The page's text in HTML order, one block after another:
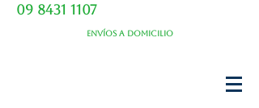
09 8431 1107
Envíos a domicilio